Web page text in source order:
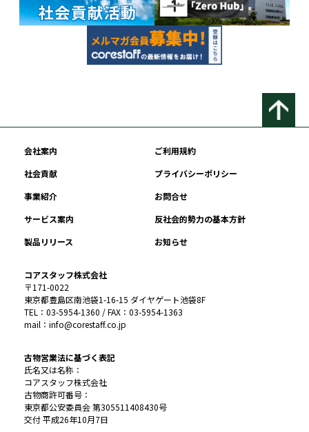
会社案内
ご利用規約
社会貢献
プライバシーポリシー
事業紹介
お問合せ
サービス案内
反社会的勢力の基本方針
製品リリース
お知らせ
コアスタッフ株式会社
〒171-0022
東京都豊島区南池袋1-16-15 ダイヤゲート池袋8F
TEL：03-5954-1360 / FAX：03-5954-1363
mail：info@corestaff.co.jp
古物営業法に基づく表記
氏名又は名称：
コアスタッフ株式会社
古物商許可番号：
東京都公安委員会 第305511408430号
交付 平成26年10月7日